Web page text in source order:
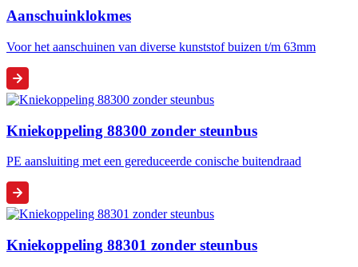
Aanschuinklokmes
Voor het aanschuinen van diverse kunststof buizen t/m 63mm
Kniekoppeling 88300 zonder steunbus
PE aansluiting met een gereduceerde conische buitendraad
Kniekoppeling 88301 zonder steunbus